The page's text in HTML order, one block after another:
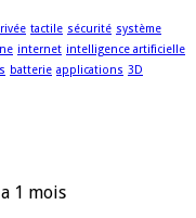
tactile sécurité système
internet intelligence artificielle
batterie applications 3D
1 mois